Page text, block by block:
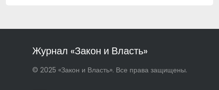
Журнал «Закон и Власть»
© 2025 «Закон и Власть». Все права защищены.